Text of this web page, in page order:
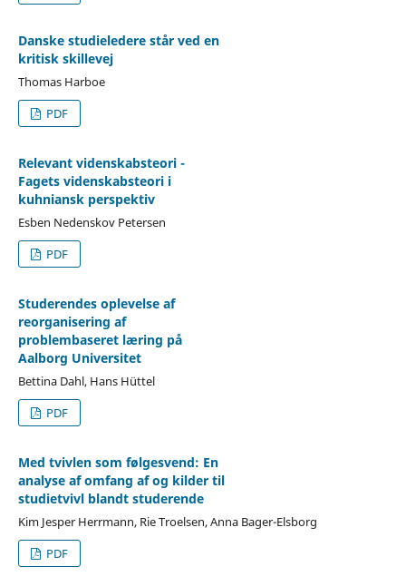
Danske studieledere står ved en
kritisk skillevej
Thomas Harboe
PDF
Relevant videnskabsteori -
Fagets videnskabsteori i
kuhniansk perspektiv
Esben Nedenskov Petersen
PDF
Studerendes oplevelse af
reorganisering af
problembaseret læring på
Aalborg Universitet
Bettina Dahl, Hans Hüttel
PDF
Med tvivlen som følgesvend: En
analyse af omfang af og kilder til
studietvivl blandt studerende
Kim Jesper Herrmann, Rie Troelsen, Anna Bager-Elsborg
PDF